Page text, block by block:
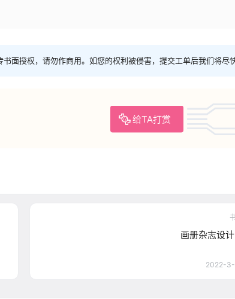
面授权，请勿作商用。如您的权利被侵害，提交工单后我们将尽快
给TA打赏
画册杂志设
2022-